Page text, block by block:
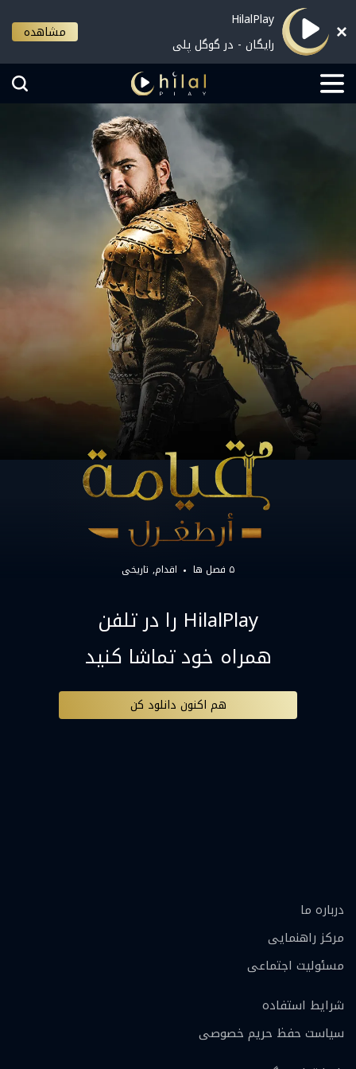
HilalPlay
رایگان - در گوگل پلی
مشاهده
۵ فصل ها اقدام تاریخی
HilalPlay را در تلفن
همراه خود تماشا کنید
هم اکنون دانلود کن
درباره ما
مرکز راهنمایی
مسئولیت اجتماعی
شرایط استفاده
سیاست حفظ حریم خصوصی